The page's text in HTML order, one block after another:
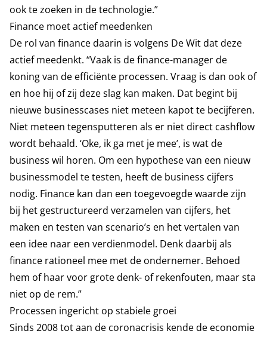
ook te zoeken in de technologie.”
Finance moet actief meedenken
De rol van finance daarin is volgens De Wit dat deze
actief meedenkt. “Vaak is de finance-manager de
koning van de efficiënte processen. Vraag is dan ook of
en hoe hij of zij deze slag kan maken. Dat begint bij
nieuwe businesscases niet meteen kapot te becijferen.
Niet meteen tegensputteren als er niet direct cashflow
wordt behaald. ‘Oke, ik ga met je mee’, is wat de
business wil horen. Om een hypothese van een nieuw
businessmodel te testen, heeft de business cijfers
nodig. Finance kan dan een toegevoegde waarde zijn
bij het gestructureerd verzamelen van cijfers, het
maken en testen van scenario’s en het vertalen van
een idee naar een verdienmodel. Denk daarbij als
finance rationeel mee met de ondernemer. Behoed
hem of haar voor grote denk- of rekenfouten, maar sta
niet op de rem.”
Processen ingericht op stabiele groei
Sinds 2008 tot aan de coronacrisis kende de economie